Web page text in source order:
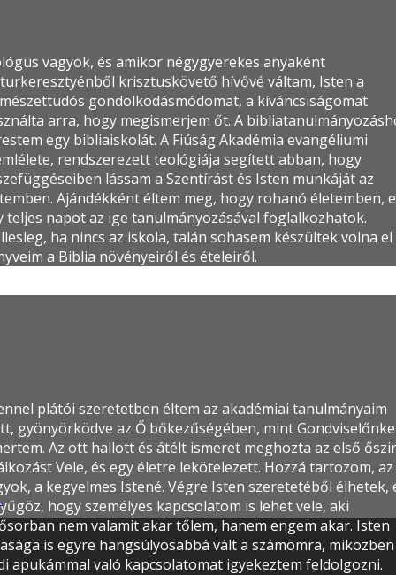
vagyok, és amikor négygyerekes anyaként
krisztuskövető hívővé váltam, Isten a
gondolkodásmódomat, a kíváncsiságomat
arra, hogy megismerjem őt. A
egy bibliaiskolát. A Fiúság Akadémia evangéliumi
rendszerezett teológiája segített abban, hogy
lássam a Szentírást és Isten munkáját az
Ajándékként éltem meg, hogy rohanó életemben,
teljes napot az ige tanulmányozásával foglalkozhatok.
ha nincs az iskola, talán sohasem készültek volna el
a Biblia növényeiről és ételeiről.
plátói szeretetben éltem az akadémiai tanulmányaim
gyönyörködve az Ő bőkezűségében, mint
Az ott hallott és átélt ismeret meghozta az első
Vele, és egy életre lekötelezett. Hozzá tartozom,
a kegyelmes Istené. Végre Isten szeretetéből élhetek,
hogy személyes kapcsolatom is lehet vele, aki
nem valamit akar tőlem, hanem engem akar. Isten
is egyre hangsúlyosabbá vált a számomra,
apukámmal való kapcsolatomat igyekeztem feldolgozni.